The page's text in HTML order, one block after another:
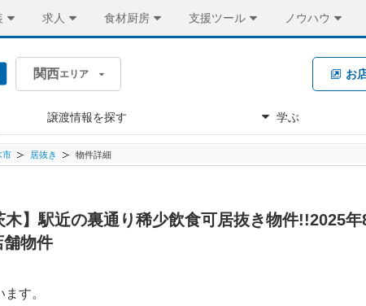
求人 食材厨房 支援ツール ノウハウ
関西エリア お
譲渡情報を探す 学ぶ
市 居抜き 物件詳細
】駅近の裏通り稀少飲食可居抜き物件!!2025
舗物件
す。